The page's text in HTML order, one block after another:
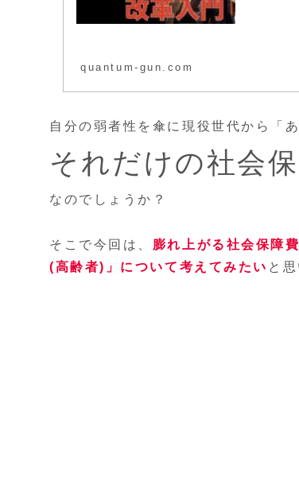
quantum-gun.com
自分の弱者性を傘に現役世代から「
それだけの社会
なのでしょうか？
そこで今回は、 膨れ上がる社会保障
(高齢者)」について考えてみたい と思